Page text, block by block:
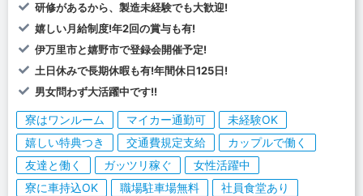
研修があるから、製造未経験でも大歓迎!
嬉しい月給制度!年2回の賞与も有!
伊万里市と嬉野市で登録会開催予定!
土日休みで長期休暇も有!年間休日125日!
男女問わず大活躍中です!!
寮はワンルーム マイカー通勤可
未経験OK
嬉しい特典つき
交通費規定支給
カップルで働く
友達と働く
ガッツリ稼ぐ
女性活躍中
寮に車持込OK
職場駐車場無料
社員食堂あり